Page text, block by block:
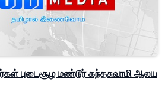
புடைசூழ மண்டூர் கந்தசுவாமி ஆலய